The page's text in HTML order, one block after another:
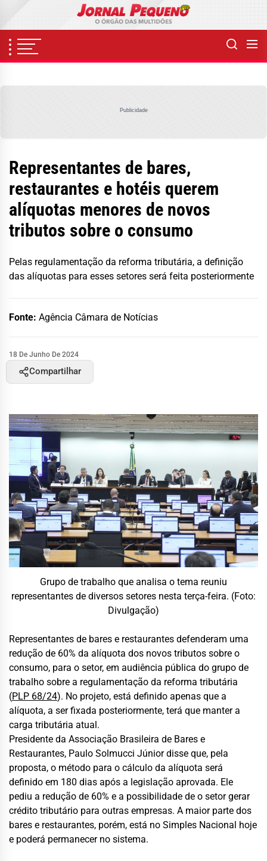
content
Publicidade
Representantes de bares,
restaurantes e hotéis querem
alíquotas menores de novos
tributos sobre o consumo
Pelas regulamentação da reforma tributária, a definição
das alíquotas para esses setores será feita posteriormente
Fonte: Agência Câmara de Notícias
18 De Junho De 2024
Compartilhar
Grupo de trabalho que analisa o tema reuniu
representantes de diversos setores nesta terça-feira. (Foto:
Divulgação)
Representantes de bares e restaurantes defenderam uma
redução de 60% da alíquota dos novos tributos sobre o
consumo, para o setor, em audiência pública do grupo de
trabalho sobre a regulamentação da reforma tributária
(PLP 68/24). No projeto, está definido apenas que a
alíquota, a ser fixada posteriormente, terá que manter a
carga tributária atual.
Presidente da Associação Brasileira de Bares e
Restaurantes, Paulo Solmucci Júnior disse que, pela
proposta, o método para o cálculo da alíquota será
definido em 180 dias após a legislação aprovada. Ele
pediu a redução de 60% e a possibilidade de o setor gerar
crédito tributário para outras empresas. A maior parte dos
bares e restaurantes, porém, está no Simples Nacional hoje
e poderá permanecer no sistema.